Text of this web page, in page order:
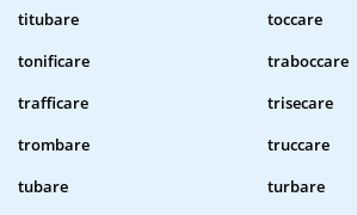
titubare
toccare
tonificare
traboccare
trafficare
trisecare
trombare
truccare
tubare
turbare